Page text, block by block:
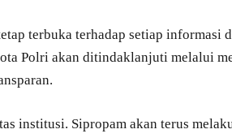
terbuka terhadap setiap informasi
Polri akan ditindaklanjuti melalui
institusi. Sipropam akan terus